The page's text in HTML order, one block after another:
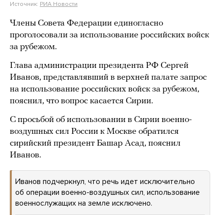
Источник: РИА Новости
Члены Совета Федерации единогласно
проголосовали за использование российских войск
за рубежом.
Глава администрации президента РФ Сергей
Иванов, представлявший в верхней палате запрос
на использование российских войск за рубежом,
пояснил, что вопрос касается Сирии.
С просьбой об использовании в Сирии военно-
воздушных сил России к Москве обратился
сирийский президент Башар Асад, пояснил
Иванов.
Иванов подчеркнул, что речь идет исключительно
об операции военно-воздушных сил, использование
военнослужащих на земле исключено.